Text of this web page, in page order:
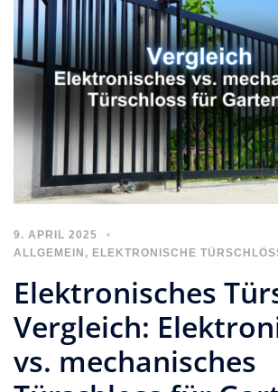
9. APRIL 2025
ALLGEMEIN , ELEKTRONISCHE
Elektronisches
Vergleich:
vs. mechanisches